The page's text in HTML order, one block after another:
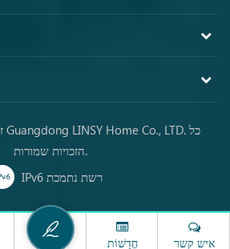
הזכויות שמורות.
IPv6 רשת נתמכת
חֲדָשׁוֹת איש קשר